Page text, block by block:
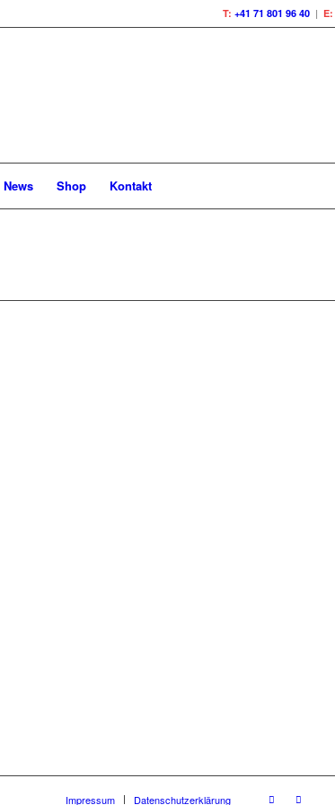
T: +41 71 801 96 40 | E:
News Shop Kontakt
Impressum Datenschutzerklärung